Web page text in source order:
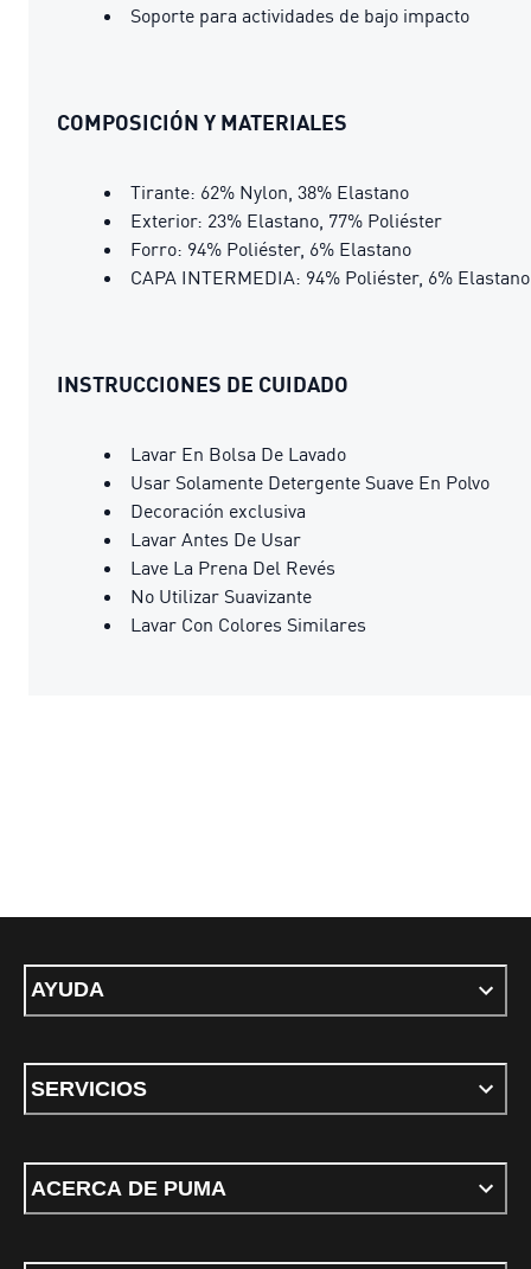
Soporte para actividades de bajo impacto
COMPOSICIÓN Y MATERIALES
Tirante: 62% Nylon, 38% Elastano
Exterior: 23% Elastano, 77% Poliéster
Forro: 94% Poliéster, 6% Elastano
CAPA INTERMEDIA: 94% Poliéster, 6% Elastano
INSTRUCCIONES DE CUIDADO
Lavar En Bolsa De Lavado
Usar Solamente Detergente Suave En Polvo
Decoración exclusiva
Lavar Antes De Usar
Lave La Prena Del Revés
No Utilizar Suavizante
Lavar Con Colores Similares
AYUDA
SERVICIOS
ACERCA DE PUMA